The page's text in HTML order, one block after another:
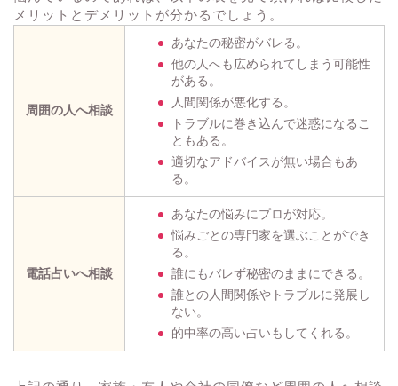
メリットとデメリットが分かるでしょう。
周囲の人へ相談
あなたの秘密がバレる。
他の人へも広められてしまう可能性
がある。
人間関係が悪化する。
トラブルに巻き込んで迷惑になるこ
ともある。
適切なアドバイスが無い場合もあ
る。
電話占いへ相談
あなたの悩みにプロが対応。
悩みごとの専門家を選ぶことができ
る。
誰にもバレず秘密のままにできる。
誰との人間関係やトラブルに発展し
ない。
的中率の高い占いもしてくれる。